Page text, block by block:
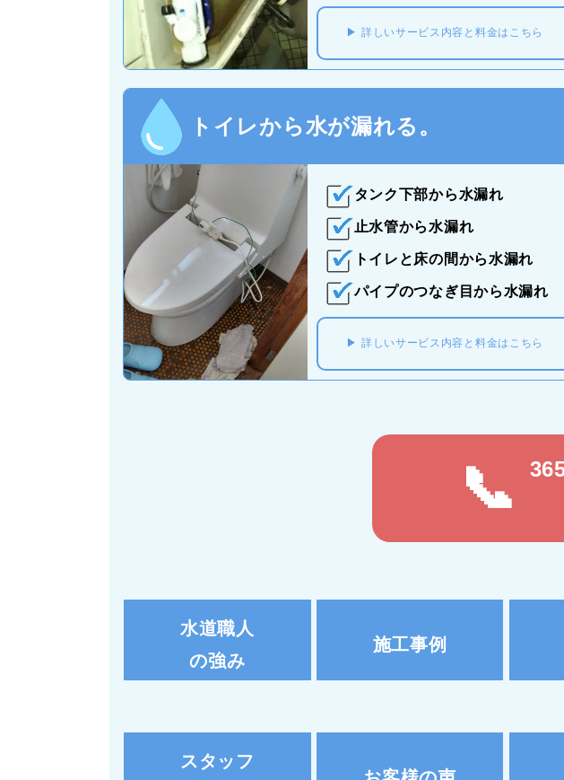
詳しいサービス内容と料金はこちら
トイレから水が漏れる。
タンク下部から水漏れ
止水管から水漏れ
トイレと床の間から水漏れ
パイプのつなぎ目から水漏れ
詳しいサービス内容と料金はこちら
水道職人
の強み
施工事例
スタッフ